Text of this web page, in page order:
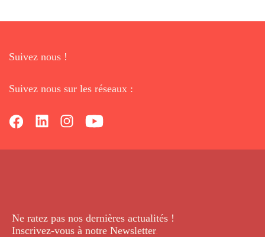
Suivez nous !
Suivez nous sur les réseaux :
Ne ratez pas nos dernières actualités !
Inscrivez-vous à notre Newsletter.